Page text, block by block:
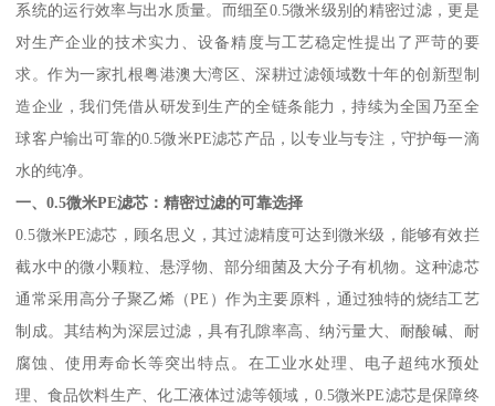
系统的运行效率与出水质量。而细至0.5微米级别的精密过滤，更是
对生产企业的技术实力、设备精度与工艺稳定性提出了严苛的要
求。作为一家扎根粤港澳大湾区、深耕过滤领域数十年的创新型制
造企业，我们凭借从研发到生产的全链条能力，持续为全国乃至全
球客户输出可靠的0.5微米PE滤芯产品，以专业与专注，守护每一滴
水的纯净。
一、0.5微米PE滤芯：精密过滤的可靠选择
0.5微米PE滤芯，顾名思义，其过滤精度可达到微米级，能够有效拦
截水中的微小颗粒、悬浮物、部分细菌及大分子有机物。这种滤芯
通常采用高分子聚乙烯（PE）作为主要原料，通过独特的烧结工艺
制成。其结构为深层过滤，具有孔隙率高、纳污量大、耐酸碱、耐
腐蚀、使用寿命长等突出特点。在工业水处理、电子超纯水预处
理、食品饮料生产、化工液体过滤等领域，0.5微米PE滤芯是保障终